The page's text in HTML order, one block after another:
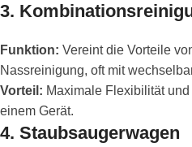
3.
Funktion: Vereint die Vorteile
Nassreinigung, oft mit
Vorteil: Maximale Flexibilität
einem Gerät.
4. Staubsaugerwagen